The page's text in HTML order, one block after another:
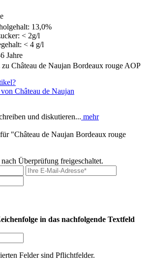
13,0%
< 2g/l
< 4 g/l
Jahre
Château de Naujan Bordeaux rouge AOP
Château de Naujan
und diskutieren... mehr
"Château de Naujan Bordeaux rouge
Überprüfung freigeschaltet.
in das nachfolgende Textfeld
Felder sind Pflichtfelder.